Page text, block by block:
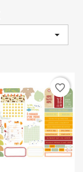

favorite_border